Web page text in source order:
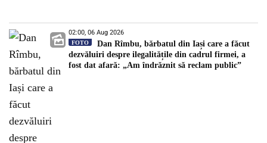
02:00, 06 Aug 2026
FOTO
Dan Rîmbu, bărbatul din Iași care a făcut
dezvăluiri despre ilegalitățile din cadrul firmei, a
fost dat afară: „Am îndrăznit să reclam public”